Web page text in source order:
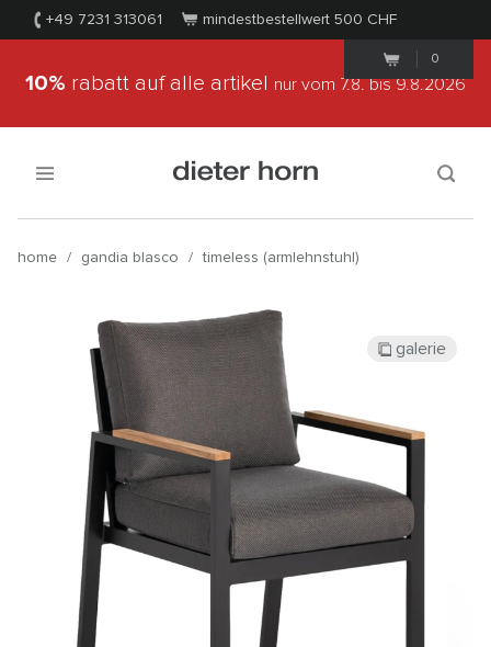
+49 7231 313061 mindestbestellwert 500 CHF
0
10% rabatt auf alle artikel nur vom 7.8.bis 9.8.2026
home / gandia blasco / timeless (armlehnstuhl)
galerie